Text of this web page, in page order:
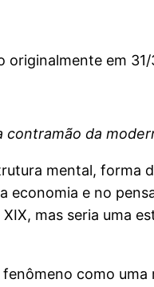
originalmente em
contramão da
mental, forma
e no
mas seria uma
como